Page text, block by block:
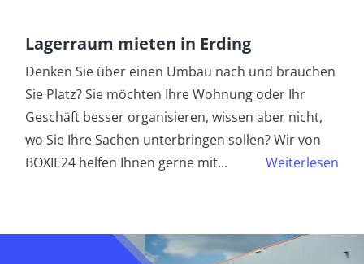
Lagerraum mieten in Erding
Denken Sie über einen Umbau nach und brauchen
Sie Platz? Sie möchten Ihre Wohnung oder Ihr
Geschäft besser organisieren, wissen aber nicht,
wo Sie Ihre Sachen unterbringen sollen? Wir von
BOXIE24 helfen Ihnen gerne mit... Weiterlesen